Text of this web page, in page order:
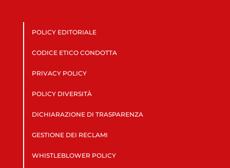
POLICY EDITORIALE
CODICE ETICO CONDOTTA
PRIVACY POLICY
POLICY DIVERSITÀ
DICHIARAZIONE DI TRASPARENZA
GESTIONE DEI RECLAMI
WHISTLEBLOWER POLICY